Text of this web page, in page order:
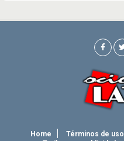
Home Términos de uso